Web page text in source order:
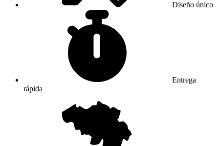
Diseño único
Entrega
rápida